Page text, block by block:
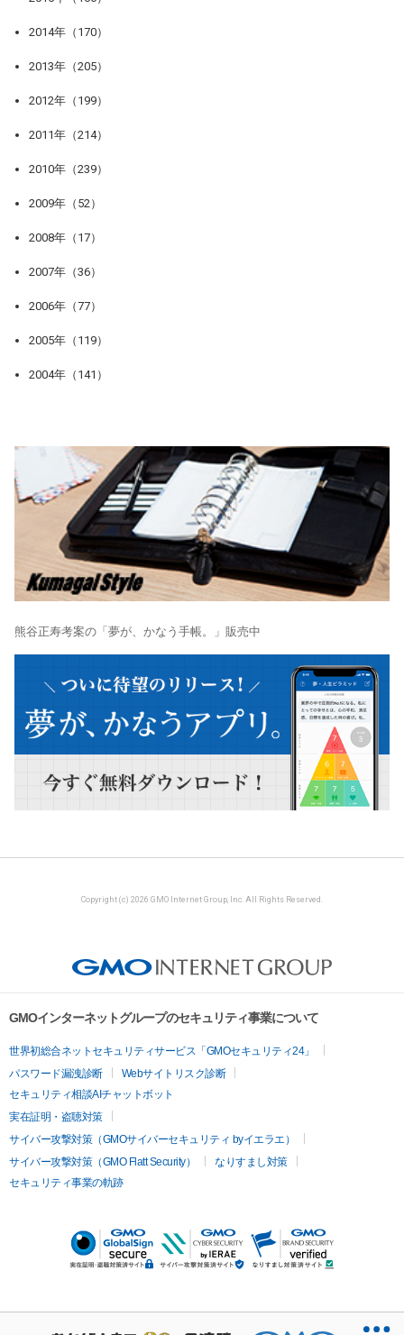
2014年（170）
2013年（205）
2012年（199）
2011年（214）
2010年（239）
2009年（52）
2008年（17）
2007年（36）
2006年（77）
2005年（119）
2004年（141）
熊谷正寿考案の「夢が、かなう手帳。」販売中
Copyright (c) 2026 GMO Internet Group, Inc. All Rights Reserved.
GMOインターネットグループのセキュリティ事業について
世界初総合ネットセキュリティサービス「GMOセキュリティ24」
パスワード漏洩診断
Webサイトリスク診断
セキュリティ相談AIチャットボット
実在証明・盗聴対策
サイバー攻撃対策（GMOサイバーセキュリティ byイエラエ）
サイバー攻撃対策（GMO Flatt Security）
なりすまし対策
セキュリティ事業の軌跡